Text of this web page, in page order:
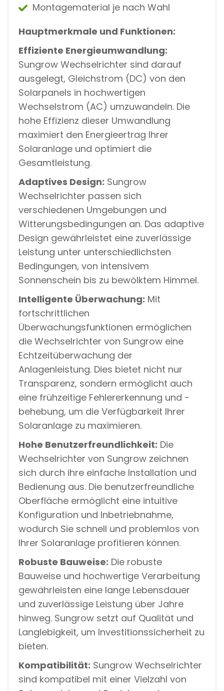
Montagematerial je nach Wahl
Hauptmerkmale und Funktionen:
Effiziente Energieumwandlung:
Sungrow Wechselrichter sind darauf
ausgelegt, Gleichstrom (DC) von den
Solarpanels in hochwertigen
Wechselstrom (AC) umzuwandeln. Die
hohe Effizienz dieser Umwandlung
maximiert den Energieertrag Ihrer
Solaranlage und optimiert die
Gesamtleistung.
Adaptives Design: Sungrow
Wechselrichter passen sich
verschiedenen Umgebungen und
Witterungsbedingungen an. Das adaptive
Design gewährleistet eine zuverlässige
Leistung unter unterschiedlichsten
Bedingungen, von intensivem
Sonnenschein bis zu bewölktem Himmel.
Intelligente Überwachung: Mit
fortschrittlichen
Überwachungsfunktionen ermöglichen
die Wechselrichter von Sungrow eine
Echtzeitüberwachung der
Anlagenleistung. Dies bietet nicht nur
Transparenz, sondern ermöglicht auch
eine frühzeitige Fehlererkennung und -
behebung, um die Verfügbarkeit Ihrer
Solaranlage zu maximieren.
Hohe Benutzerfreundlichkeit: Die
Wechselrichter von Sungrow zeichnen
sich durch ihre einfache Installation und
Bedienung aus. Die benutzerfreundliche
Oberfläche ermöglicht eine intuitive
Konfiguration und Inbetriebnahme,
wodurch Sie schnell und problemlos von
Ihrer Solaranlage profitieren können.
Robuste Bauweise: Die robuste
Bauweise und hochwertige Verarbeitung
gewährleisten eine lange Lebensdauer
und zuverlässige Leistung über Jahre
hinweg. Sungrow setzt auf Qualität und
Langlebigkeit, um Investitionssicherheit zu
bieten.
Kompatibilität: Sungrow Wechselrichter
sind kompatibel mit einer Vielzahl von